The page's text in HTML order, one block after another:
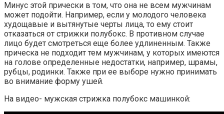
Минус этой прически в том, что она не всем мужчинам
может подойти. Например, если у молодого человека
худощавые и вытянутые черты лица, то ему стоит
отказаться от стрижки полубокс. В противном случае
лицо будет смотреться еще более удлиненным. Также
прическа не подходит тем мужчинам, у которых имеются
на голове определенные недостатки, например, шрамы,
рубцы, родинки. Также при ее выборе нужно принимать
во внимание форму ушей.
На видео- мужская стрижка полубокс машинкой: